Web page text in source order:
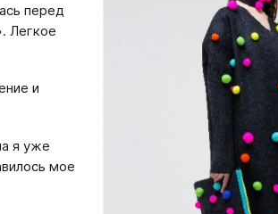
перед
Легкое
и
я уже
мое